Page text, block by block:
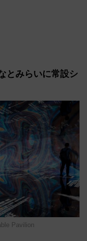
とみらいに常設シ
Pavilion